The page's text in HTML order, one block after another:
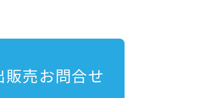
販売お問合せ